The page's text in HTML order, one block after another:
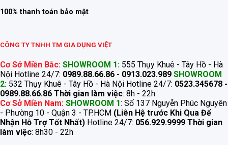
100% thanh toán bảo mật
CÔNG TY TNHH TM GIA DỤNG VIỆT
Cơ Sở Miền Bắc: SHOWROOM 1: 555 Thụy Khuê - Tây Hồ - Hà
Nội Hotline 24/7: 0989.88.66.86 - 0913.023.989 SHOWROOM
2: 532 Thụy Khuê - Tây Hồ - Hà Nội Hotline 24/7: 0523.345678 -
0989.88.66.86 Thời gian làm việc: 8h - 22h
Cơ Sở Miền Nam: SHOWROOM 1: Số 137 Nguyễn Phúc Nguyên
- Phường 10 - Quận 3 - TP.HCM (Liên Hệ trước Khi Qua Để
Nhận Hỗ Trợ Tốt Nhất) Hotline 24/7: 056.929.9999 Thời gian
làm việc: 8h30 - 22h